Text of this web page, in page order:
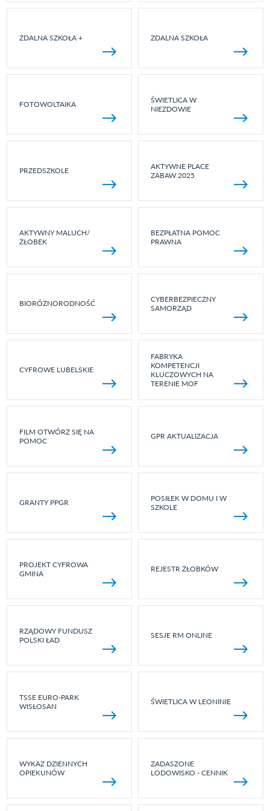
ZDALNA SZKOŁA + ZDALNA SZKOŁA
FOTOWOLTAIKA
ŚWIETLICA W
NIEZDOWIE
PRZEDSZKOLE
AKTYWNE PLACE
ZABAW 2025
AKTYWNY MALUCH/
ŻŁOBEK
BEZPŁATNA POMOC
PRAWNA
BIORÓŻNORODNOŚĆ
CYBERBEZPIECZNY
SAMORZĄD
CYFROWE LUBELSKIE
FABRYKA
KOMPETENCJI
KLUCZOWYCH NA
TERENIE MOF
FILM OTWÓRZ SIĘ NA
POMOC
GPR AKTUALIZACJA
GRANTY PPGR
POSIŁEK W DOMU I W
SZKOLE
PROJEKT CYFROWA
GMINA
REJESTR ŻŁOBKÓW
RZĄDOWY FUNDUSZ
POLSKI ŁAD
SESJE RM ONLINE
TSSE EURO-PARK
WISŁOSAN
ŚWIETLICA W LEONINIE
WYKAZ DZIENNYCH
OPIEKUNÓW
ZADASZONE
LODOWISKO - CENNIK